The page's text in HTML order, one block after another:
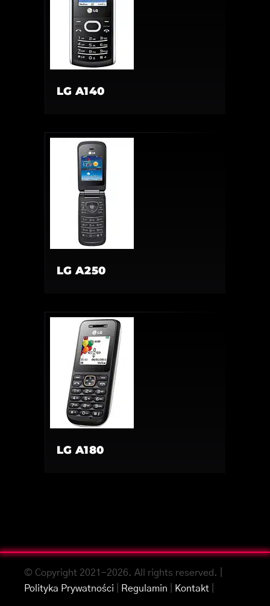
LG A140
LG A250
LG A180
© Copyright 2021-2026. All rights reserved. |
Polityka Prywatności
Regulamin Kontakt